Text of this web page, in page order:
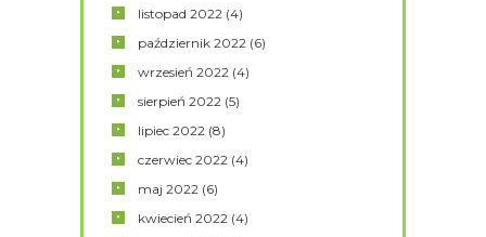
listopad2022 (4)
październik2022 (6)
wrzesień2022 (4)
sierpień2022 (5)
lipiec2022 (8)
czerwiec2022 (4)
maj2022 (6)
kwiecień2022 (4)